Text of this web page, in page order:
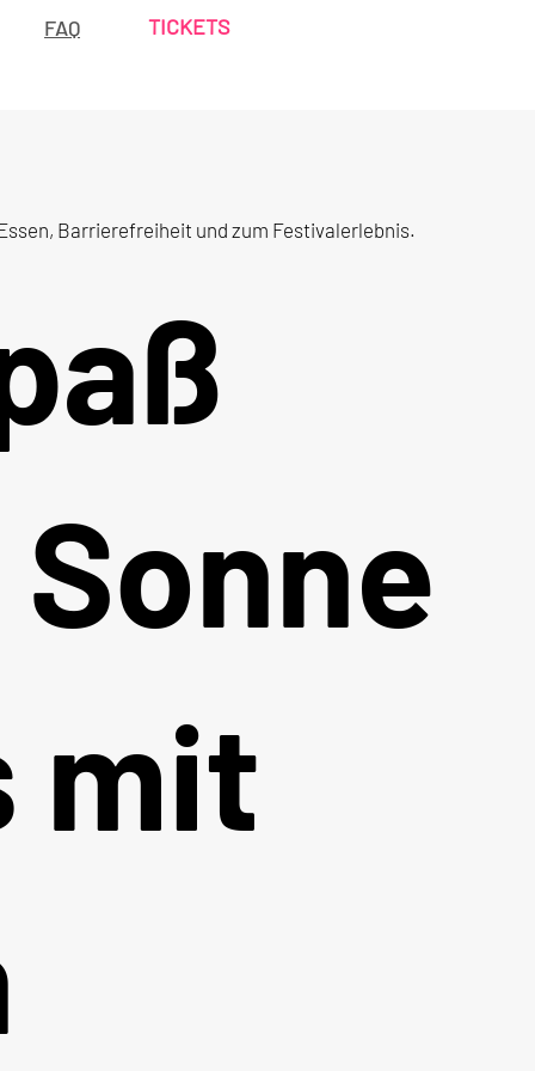
TICKETS
FAQ
Barrierefreiheit und zum Festivalerlebnis.
mit